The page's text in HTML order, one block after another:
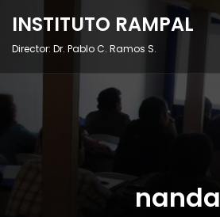
INSTITUTO RAMPAL
Director: Dr. Pablo C. Ramos S.
nanda